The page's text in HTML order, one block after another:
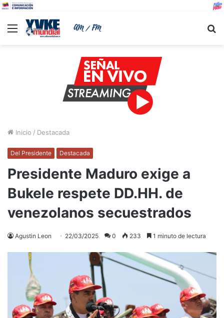
Menu
Inicio / Destacada
Del Presidente Destacada
Presidente Maduro exige a
Bukele respete DD.HH. de
venezolanos secuestrados
Agustin Leon 22/03/2025 0 233 1 minuto de lectura